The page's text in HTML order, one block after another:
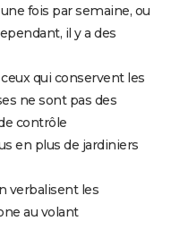
fois par semaine, ou
il y a des
qui conservent les
ne sont pas des
contrôle
en plus de jardiniers
verbalisent les
au volant